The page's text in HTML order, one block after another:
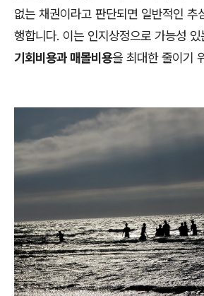
없는 채권이라고 판단되면 일반적인 추
행합니다. 이는 인지상정으로 가능성
기회비용과 매몰비용을 최대한 줄이기